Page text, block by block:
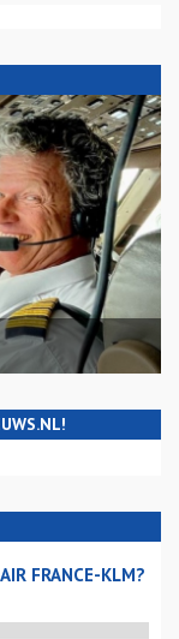
FRANCE-KLM?